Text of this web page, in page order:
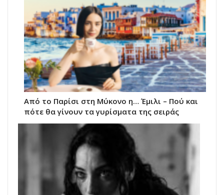
Από το Παρίσι στη Μύκονο η… Έμιλι – Πού και
πότε θα γίνουν τα γυρίσματα της σειράς